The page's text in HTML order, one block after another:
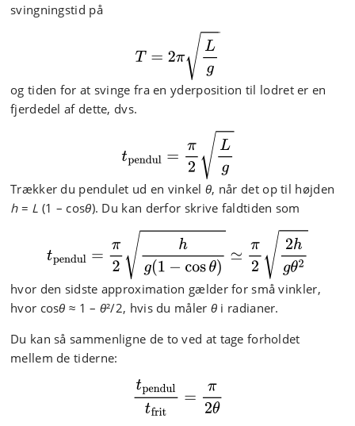
svingningstid på
og tiden for at svinge fra en yderposition til lodret er en
fjerdedel af dette, dvs.
Trækker du pendulet ud en vinkel θ, når det op til højden
h= L (1 – cosθ). Du kan derfor skrive faldtiden som
hvor den sidste approximation gælder for små vinkler,
hvor cosθ ≈ 1 – θ²/2, hvis du måler θ i radianer.
Du kan så sammenligne de to ved at tage forholdet
mellem de tiderne: